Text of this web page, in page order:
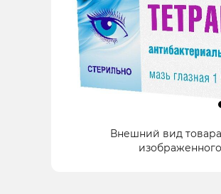
Внешний вид